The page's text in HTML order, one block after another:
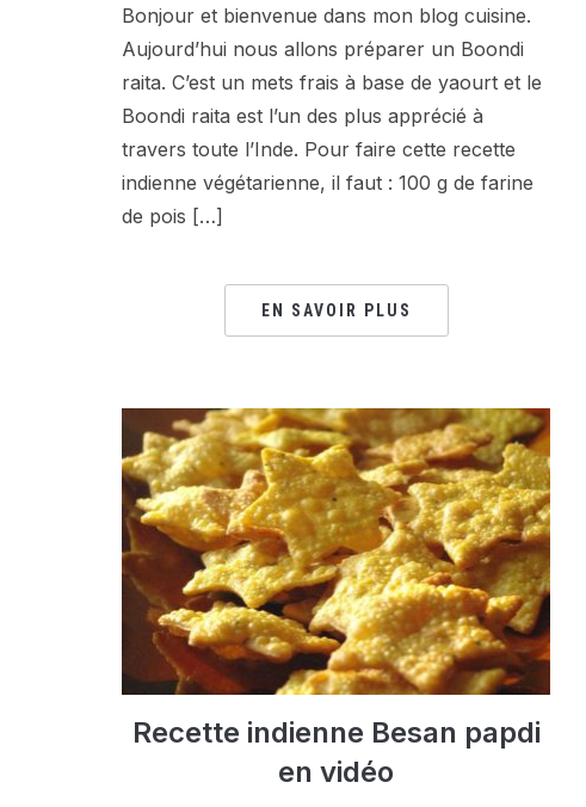
Bonjour et bienvenue dans mon blog cuisine.
Aujourd’hui nous allons préparer un Boondi
raita. C’est un mets frais à base de yaourt et le
Boondi raita est l’un des plus apprécié à
travers toute l’Inde. Pour faire cette recette
indienne végétarienne, il faut : 100 g de farine
de pois […]
EN SAVOIR PLUS
Recette indienne Besan papdi
en vidéo